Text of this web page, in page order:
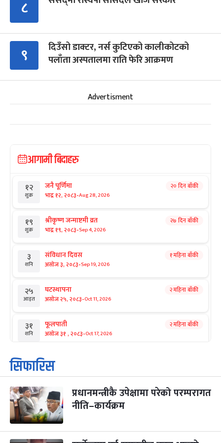
८
९
दिउँसो डाक्टर, नर्स कुटिएको कालीकोटको
पलाँता अस्पतालमा राति फेरि आक्रमण
Advertisment
आगामी बिदाहरु
१२
शुक्र
जनै पूर्णिमा
भाद्र १२, २०८३-Aug 28, 2026
२० दिन बाँकी
१९
शुक्र
श्रीकृष्ण जन्माष्टमी व्रत
भाद्र १९, २०८३-Sep 4, 2026
२७ दिन बाँकी
३
शनि
संविधान दिवस
असोज ३, २०८३-Sep 19, 2026
१ महिना बाँकी
२५
आइत
घटस्थापना
असोज २५, २०८३-Oct 11, 2026
२ महिना बाँकी
३१
शनि
फूलपाती
असोज ३१ , २०८३-Oct 17, 2026
२ महिना बाँकी
१
आइत
कार्तिक सङ्क्रान्ति
कार्तिक १, २०८३
३
मंगल
महानवमी
कार्तिक ३, २०८३-Oct 20, 2026
२ महिना बाँकी
४
बुध कार्तिक ४, २०८३ -Oct 21, 2026
सिफारिस
प्रधानमन्त्रीकै उपेक्षामा परेको परम्परागत
नीति–कार्यक्रम